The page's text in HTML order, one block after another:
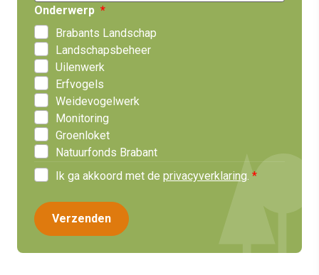
Onderwerp
Brabants Landschap
Landschapsbeheer
Uilenwerk
Erfvogels
Weidevogelwerk
Monitoring
Groenloket
Natuurfonds Brabant
Ik ga akkoord met de privacyverklaring.